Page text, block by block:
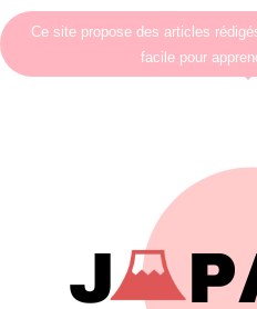
Ce site propose des articles
facile pour